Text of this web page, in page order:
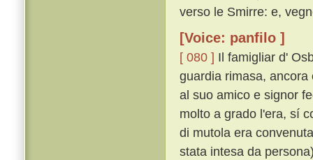
verso le Smirre: e,
[Voice: panfilo ]
[ 080 ] Il famigliar d'
guardia rimasa,
al suo amico e signor
molto a grado l'era, sí
di mutola era
stata intesa da